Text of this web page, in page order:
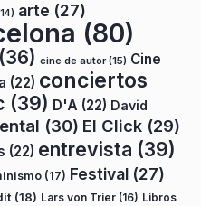
arte (27)
(80)
(36) cine de autor(15) Cine
(22) conciertos
(39) D'A (22) David
(30) El Click (29)
(22) entrevista (39)
(17) Festival (27)
(18) Lars von Trier (16) Libros